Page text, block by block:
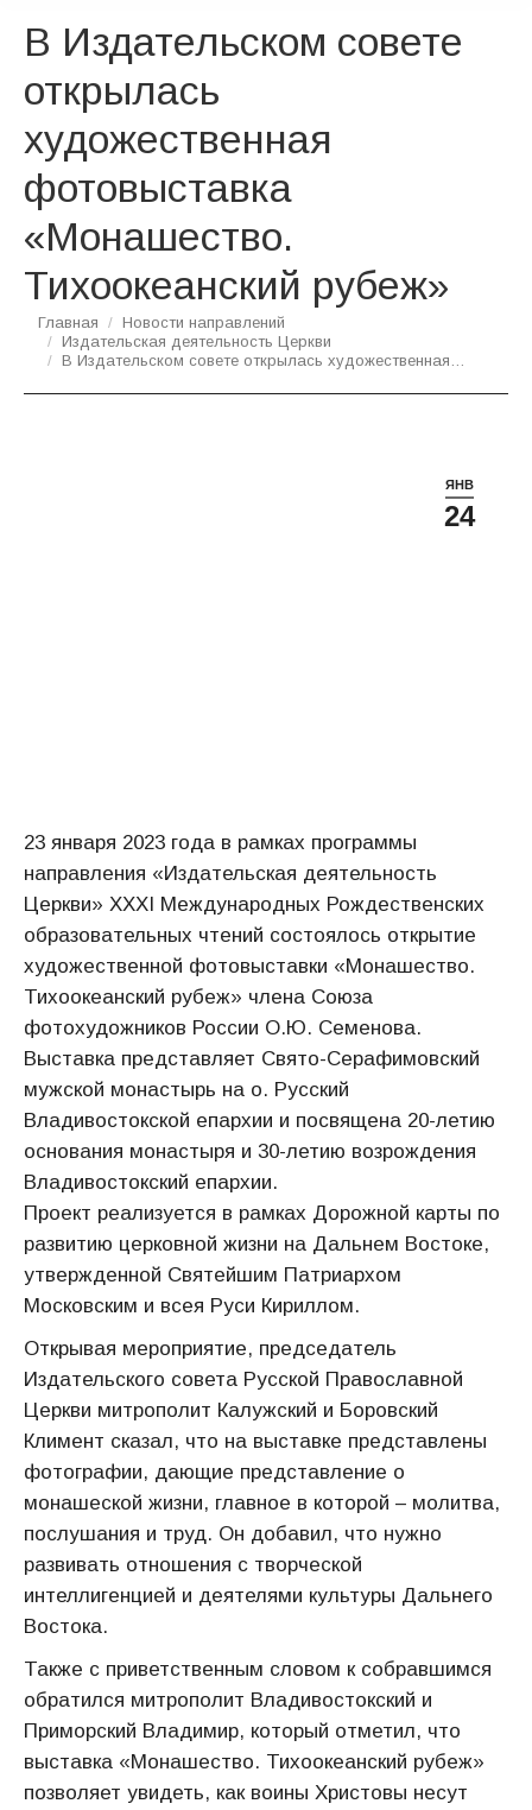
В Издательском совете
открылась
художественная
фотовыставка
«Монашество.
Тихоокеанский рубеж»
Вы здесь:
Главная
Новости направлений
Издательская деятельность Церкви
В Издательском совете открылась художественная…
ЯНВ
24
23 января 2023 года в рамках программы
направления «Издательская деятельность
Церкви» XXXI Международных Рождественских
образовательных чтений состоялось открытие
художественной фотовыставки «Монашество.
Тихоокеанский рубеж» члена Союза
фотохудожников России О.Ю. Семенова.
Выставка представляет Свято-Серафимовский
мужской монастырь на о. Русский
Владивостокской епархии и посвящена 20-летию
основания монастыря и 30-летию возрождения
Владивостокский епархии.
Проект реализуется в рамках Дорожной карты по
развитию церковной жизни на Дальнем Востоке,
утвержденной Святейшим Патриархом
Московским и всея Руси Кириллом.
Открывая мероприятие, председатель
Издательского совета Русской Православной
Церкви митрополит Калужский и Боровский
Климент сказал, что на выставке представлены
фотографии, дающие представление о
монашеской жизни, главное в которой – молитва,
послушания и труд. Он добавил, что нужно
развивать отношения с творческой
интеллигенцией и деятелями культуры Дальнего
Востока.
Также с приветственным словом к собравшимся
обратился митрополит Владивостокский и
Приморский Владимир, который отметил, что
выставка «Монашество. Тихоокеанский рубеж»
позволяет увидеть, как воины Христовы несут